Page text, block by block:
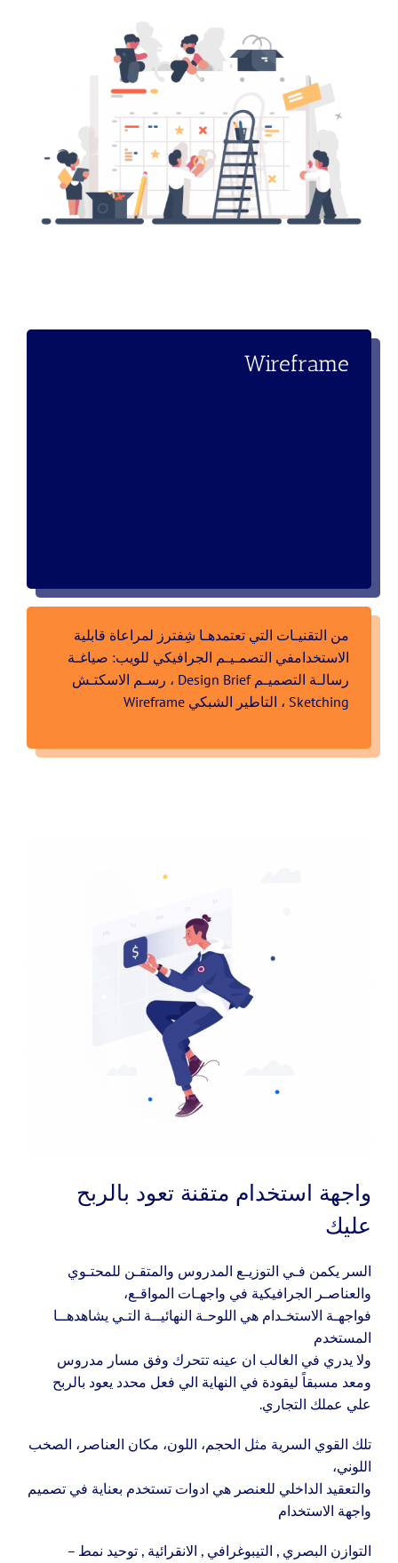
Wireframe
من التقنيـات التي تعتمدهـا شِفترز لمراعاة قابلية
الاستخدامفي التصمـيـم الجرافيكي للويب: صياغـة
رسالـة التصميـم Design Brief ، رسـم الاسكتـش
Sketching ، التاطير الشبكي Wireframe
واجهة استخدام متقنة تعود بالربح
عليك
السر يكمن فـي التوزيـع المدروس والمتقـن للمحتـوي
والعناصـر الجرافيكية في واجهـات المواقـع،
فواجهـة الاستخـدام هي اللوحـة النهائيــة التـي يشاهدهــا
المستخدم
ولا يدري في الغالب ان عينه تتحرك وفق مسار مدروس
ومعد مسبقاً ليقودة في النهاية الي فعل محدد يعود بالربح
علي عملك التجاري.
تلك القوي السرية مثل الحجم، اللون، مكان العناصر، الصخب
اللوني،
والتعقيد الداخلي للعنصر هي ادوات تستخدم بعناية في تصميم
واجهة الاستخدام
التوازن البصري , التيبوغرافي , الانقرائية , توحيد نمط –